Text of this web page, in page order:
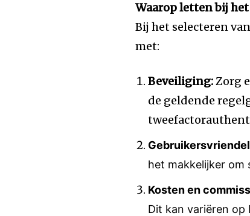
Waarop letten bij
Bij het selecteren
met:
Beveiliging:Zorg
de geldende
het makkelijker om
Kosten en
Dit kan variëren op